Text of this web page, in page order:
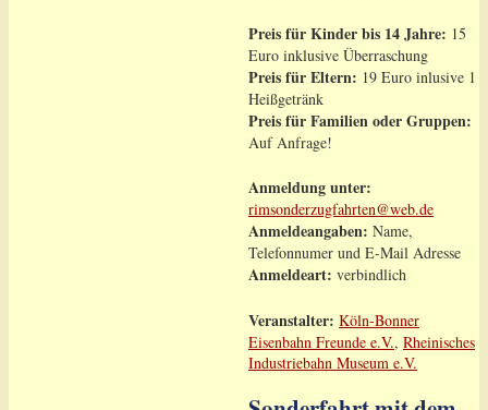
Preis für Kinder bis 14 Jahre: 15
Euro inklusive Überraschung
Preis für Eltern: 19 Euro inlusive 1
Heißgetränk
Preis für Familien oder Gruppen:
Auf Anfrage!
Anmeldung unter:
rimsonderzugfahrten@web.de
Anmeldeangaben: Name,
Telefonnumer und E-Mail Adresse
Anmeldeart: verbindlich
Veranstalter: Köln-Bonner
Eisenbahn Freunde e.V., Rheinisches
Industriebahn Museum e.V.